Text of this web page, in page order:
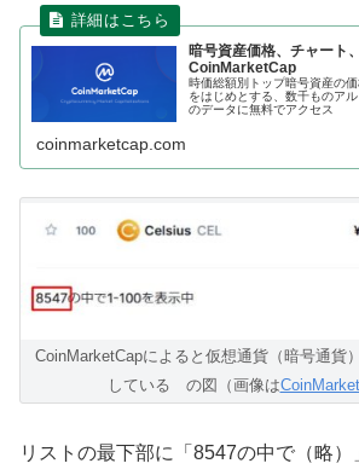
暗号資産価格、チャート
CoinMarketCap
時価総額別トップ暗号資産の
をはじめとする、数千ものア
のデータに無料でアクセス
coinmarketcap.com
CoinMarketCapによると仮想通貨（暗号通貨
している の図（画像は
リストの最下部に「8547の中で（略）